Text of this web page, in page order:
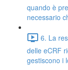
quando è
necessario
6. La
delle eCRF
gestiscono i